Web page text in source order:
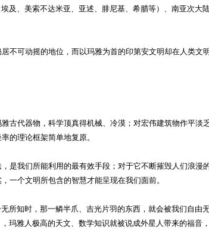
、美索不达米亚、亚述、腓尼基、希腊等）、南亚次大
可动摇的地位，而以玛雅为首的印第安文明却在人类文
代器物，科学顶真得机械、冷漠；对宏伟建筑物作平淡
的理论框架简单地复原。
我们所能利用的最有效手段；对于它不断摧毁人们浪漫
一个文明所包含的智慧才能呈现在我们面前。
知时，那一鳞半爪、吉光片羽的东西，就会被我们自由
玛雅人极高的天文、数学知识就被说成外星人带来的福